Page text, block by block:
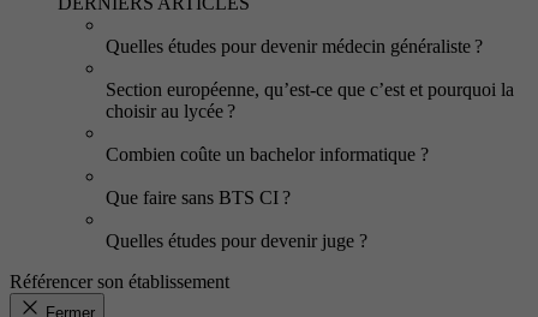
Quelles études pour devenir médecin généraliste ?
Section européenne, qu’est-ce que c’est et pourquoi la
choisir au lycée ?
Combien coûte un bachelor informatique ?
Que faire sans BTS CI ?
Quelles études pour devenir juge ?
Référencer son établissement
Fermer